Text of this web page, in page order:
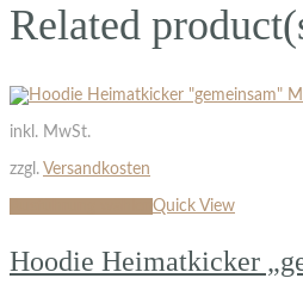
Related
inkl. MwSt.
zzgl. Versandkosten
Quick View
Hoodie Heimatkicker